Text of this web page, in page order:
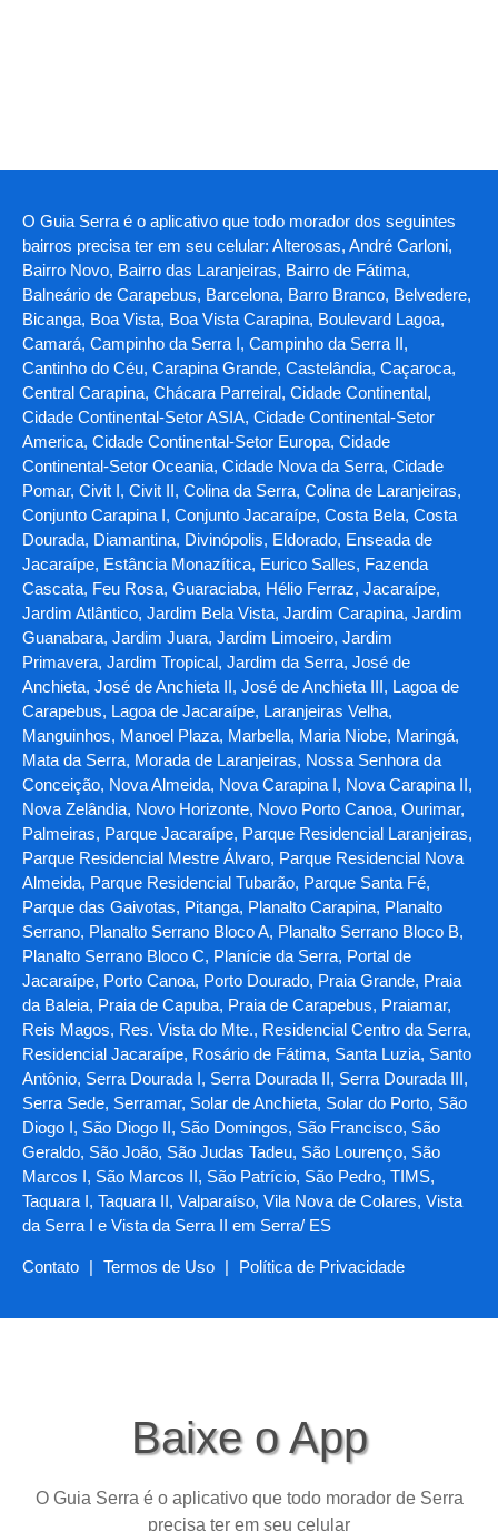
O Guia Serra é o aplicativo que todo morador dos seguintes
bairros precisa ter em seu celular: Alterosas, André Carloni,
Bairro Novo, Bairro das Laranjeiras, Bairro de Fátima,
Balneário de Carapebus, Barcelona, Barro Branco, Belvedere,
Bicanga, Boa Vista, Boa Vista Carapina, Boulevard Lagoa,
Camará, Campinho da Serra I, Campinho da Serra II,
Cantinho do Céu, Carapina Grande, Castelândia, Caçaroca,
Central Carapina, Chácara Parreiral, Cidade Continental,
Cidade Continental-Setor ASIA, Cidade Continental-Setor
America, Cidade Continental-Setor Europa, Cidade
Continental-Setor Oceania, Cidade Nova da Serra, Cidade
Pomar, Civit I, Civit II, Colina da Serra, Colina de Laranjeiras,
Conjunto Carapina I, Conjunto Jacaraípe, Costa Bela, Costa
Dourada, Diamantina, Divinópolis, Eldorado, Enseada de
Jacaraípe, Estância Monazítica, Eurico Salles, Fazenda
Cascata, Feu Rosa, Guaraciaba, Hélio Ferraz, Jacaraípe,
Jardim Atlântico, Jardim Bela Vista, Jardim Carapina, Jardim
Guanabara, Jardim Juara, Jardim Limoeiro, Jardim
Primavera, Jardim Tropical, Jardim da Serra, José de
Anchieta, José de Anchieta II, José de Anchieta III, Lagoa de
Carapebus, Lagoa de Jacaraípe, Laranjeiras Velha,
Manguinhos, Manoel Plaza, Marbella, Maria Niobe, Maringá,
Mata da Serra, Morada de Laranjeiras, Nossa Senhora da
Conceição, Nova Almeida, Nova Carapina I, Nova Carapina II,
Nova Zelândia, Novo Horizonte, Novo Porto Canoa, Ourimar,
Palmeiras, Parque Jacaraípe, Parque Residencial Laranjeiras,
Parque Residencial Mestre Álvaro, Parque Residencial Nova
Almeida, Parque Residencial Tubarão, Parque Santa Fé,
Parque das Gaivotas, Pitanga, Planalto Carapina, Planalto
Serrano, Planalto Serrano Bloco A, Planalto Serrano Bloco B,
Planalto Serrano Bloco C, Planície da Serra, Portal de
Jacaraípe, Porto Canoa, Porto Dourado, Praia Grande, Praia
da Baleia, Praia de Capuba, Praia de Carapebus, Praiamar,
Reis Magos, Res. Vista do Mte., Residencial Centro da Serra,
Residencial Jacaraípe, Rosário de Fátima, Santa Luzia, Santo
Antônio, Serra Dourada I, Serra Dourada II, Serra Dourada III,
Serra Sede, Serramar, Solar de Anchieta, Solar do Porto, São
Diogo I, São Diogo II, São Domingos, São Francisco, São
Geraldo, São João, São Judas Tadeu, São Lourenço, São
Marcos I, São Marcos II, São Patrício, São Pedro, TIMS,
Taquara I, Taquara II, Valparaíso, Vila Nova de Colares, Vista
da Serra I e Vista da Serra II em Serra/ ES
Contato | Termos de Uso | Política de Privacidade
Baixe o App
O Guia Serra é o aplicativo que todo morador de Serra
precisa ter em seu celular